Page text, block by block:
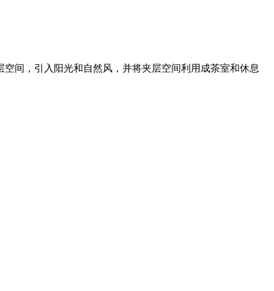
间，引入阳光和自然风，并将夹层空间利用成茶室和休息